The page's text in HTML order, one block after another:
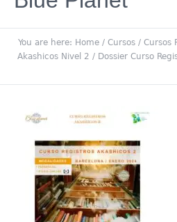
You are here: Home / Cursos / Cursos
Akashicos Nivel 2 / Dossier Curso